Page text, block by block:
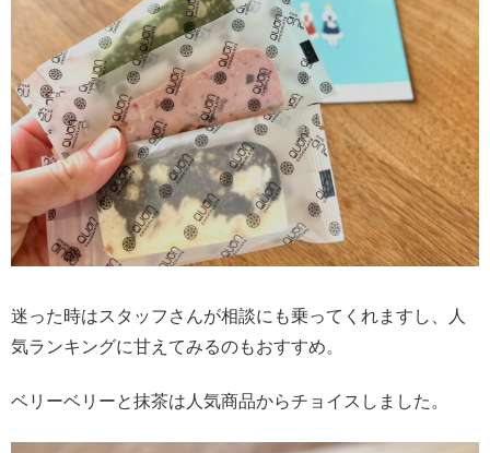
迷った時はスタッフさんが相談にも乗ってくれますし、人
気ランキングに甘えてみるのもおすすめ。
ベリーベリーと抹茶は人気商品からチョイスしました。